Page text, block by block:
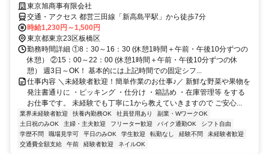
東京旭商事有限会社
交通・アクセス 都営三田線「新高島平駅」から徒歩7分
時給1,230円～1,500円
東京都東京23区板橋区
勤務時間詳細 ①8：30～16：30 (休憩1時間＋午前・午後10分ずつの
休憩） ②15：00～22：00 (休憩1時間＋午前・午後10分ずつの休
憩） 週3日～OK！ 基本的には上記時間での固定シフ...
仕事内容 ＼未経験者歓迎！簡単作業のお仕事♪／ 新鮮な野菜や果物を
発注書通りに ・ピッキング ・仕分け ・箱詰め ・在庫管理等 をする
お仕事です。 未経験でも丁寧に1から教えていきますので ご安心...
業界未経験者歓迎 扶養内勤務OK 社員登用あり
副業・WワークOK
土日祝のみOK
主婦・主夫歓迎 フリーター歓迎 バイク通勤OK
シフト自由
学歴不問
職場見学可 平日のみOK 学生歓迎 転勤なし 経験不問
未経験者歓迎
交通費全額支給
午前 経験者歓迎 ネイルOK